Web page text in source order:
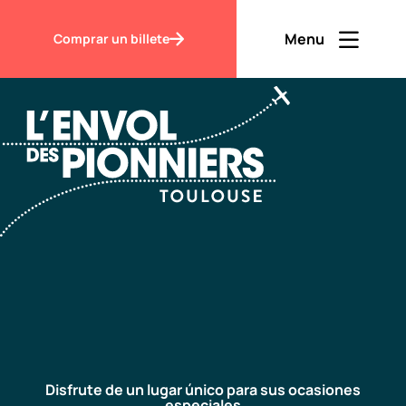
Comprar un billete Menu
Ouvrir
Disfrute de un lugar único para sus ocasiones